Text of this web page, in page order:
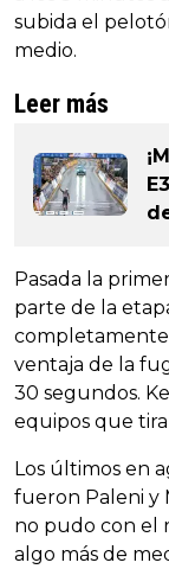
subida el
medio.
Leer más
Pasada la
parte de la
completamente
ventaja de la
30 segundos.
equipos que
Los últimos en
fueron Paleni y
no pudo con el
algo más de